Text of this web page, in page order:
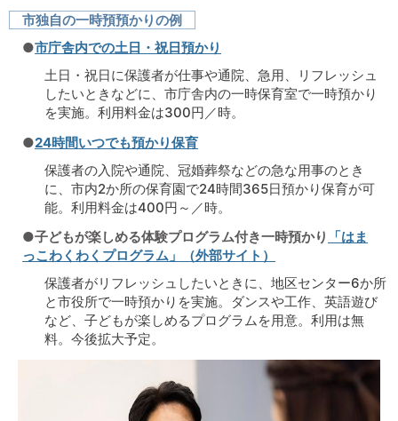
市独自の一時預預かりの例
●市庁舎内での土日・祝日預かり
土日・祝日に保護者が仕事や通院、急用、リフレッシュ
したいときなどに、市庁舎内の一時保育室で一時預かり
を実施。利用料金は300円／時。
●24時間いつでも預かり保育
保護者の入院や通院、冠婚葬祭などの急な用事のとき
に、市内2か所の保育園で24時間365日預かり保育が可
能。利用料金は400円～／時。
●子どもが楽しめる体験プログラム付き一時預かり
「はま
っこわくわくプログラム」（外部サイト）
保護者がリフレッシュしたいときに、地区センター6か所
と市役所で一時預かりを実施。ダンスや工作、英語遊び
など、子どもが楽しめるプログラムを用意。利用は無
料。今後拡大予定。